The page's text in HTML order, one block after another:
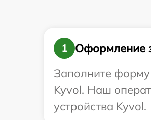
1
Оформление
Заполните форму
Kyvol. Наш
устройства Kyvol.